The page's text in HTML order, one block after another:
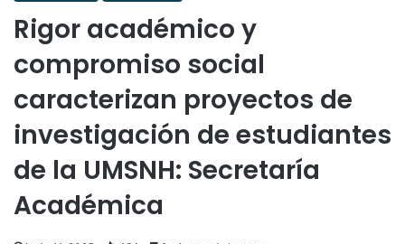
Rigor académico y
compromiso social
caracterizan proyectos de
investigación de estudiantes
de la UMSNH: Secretaría
Académica